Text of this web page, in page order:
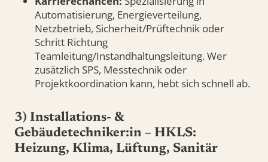
Automatisierung, Energieverteilung,
Netzbetrieb, Sicherheit/Prüftechnik oder
Schritt Richtung
Teamleitung/Instandhaltungsleitung. Wer
zusätzlich SPS, Messtechnik oder
Projektkoordination kann, hebt sich schnell ab.
3) Installations- &
Gebäudetechniker:in – HKLS:
Heizung, Klima, Lüftung, Sanitär